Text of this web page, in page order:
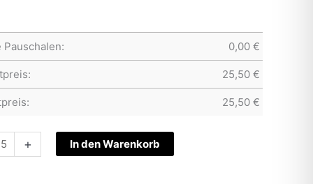
Pauschalen: 0,00 €
25,50 €
25,50 €
+ In den Warenkorb